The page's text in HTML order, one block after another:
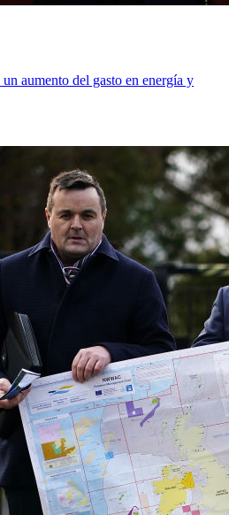
aumento del gasto en energía y